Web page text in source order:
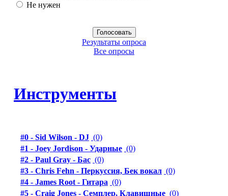
Не нужен
Результаты опроса
Все опросы
Инструменты
#0 - Sid Wilson - DJ (0)
#1 - Joey Jordison - Ударные (0)
#2 - Paul Gray - Бас (0)
#3 - Chris Fehn - Перкуссия, Бек вокал (0)
#4 - James Root - Гитара (0)
#5 - Craig Jones - Семплер, Клавишные (0)